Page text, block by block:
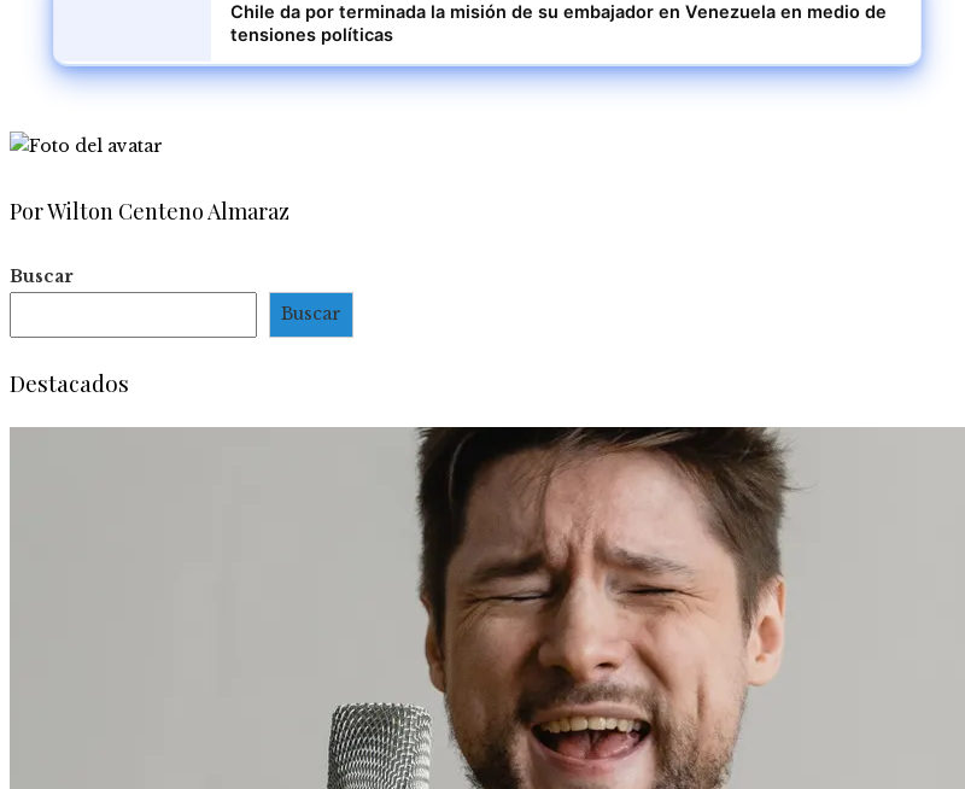
Chile da por terminada la misión de su embajador en Venezuela en medio de
tensiones políticas
Por Wilton Centeno Almaraz
Buscar
Buscar
Destacados